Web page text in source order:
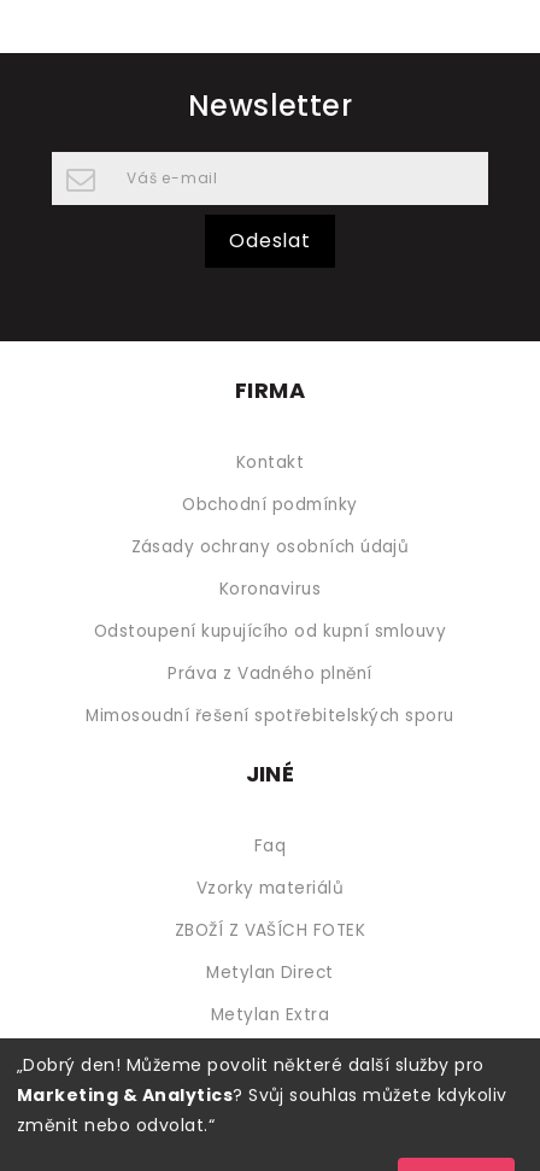
Newsletter
Odeslat
FIRMA
Kontakt
Obchodní podmínky
Zásady ochrany osobních údajů
Koronavirus
Odstoupení kupujícího od kupní smlouvy
Práva z Vadného plnění
Mimosoudní řešení spotřebitelských sporu
JINÉ
Faq
Vzorky materiálů
ZBOŽÍ Z VAŠÍCH FOTEK
Metylan Direct
Metylan Extra
Dostupné platby
„Dobrý den! Můžeme povolit některé další služby pro
Marketing & Analytics? Svůj souhlas můžete kdykoliv
změnit nebo odvolat.“